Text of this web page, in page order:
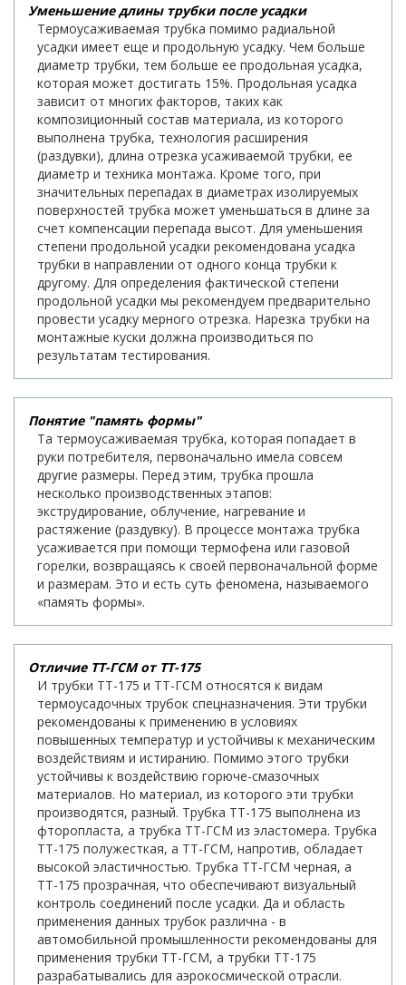
Уменьшение длины трубки после усадки
Термоусаживаемая трубка помимо радиальной
усадки имеет еще и продольную усадку. Чем больше
диаметр трубки, тем больше ее продольная усадка,
которая может достигать 15%. Продольная усадка
зависит от многих факторов, таких как
композиционный состав материала, из которого
выполнена трубка, технология расширения
(раздувки), длина отрезка усаживаемой трубки, ее
диаметр и техника монтажа. Кроме того, при
значительных перепадах в диаметрах изолируемых
поверхностей трубка может уменьшаться в длине за
счет компенсации перепада высот. Для уменьшения
степени продольной усадки рекомендована усадка
трубки в направлении от одного конца трубки к
другому. Для определения фактической степени
продольной усадки мы рекомендуем предварительно
провести усадку мерного отрезка. Нарезка трубки на
монтажные куски должна производиться по
результатам тестирования.
Понятие "память формы"
Та термоусаживаемая трубка, которая попадает в
руки потребителя, первоначально имела совсем
другие размеры. Перед этим, трубка прошла
несколько производственных этапов:
экструдирование, облучение, нагревание и
растяжение (раздувку). В процессе монтажа трубка
усаживается при помощи термофена или газовой
горелки, возвращаясь к своей первоначальной форме
и размерам. Это и есть суть феномена, называемого
«память формы».
Отличие ТТ-ГСМ от ТТ-175
И трубки ТТ-175 и ТТ-ГСМ относятся к видам
термоусадочных трубок спецназначения. Эти трубки
рекомендованы к применению в условиях
повышенных температур и устойчивы к механическим
воздействиям и истиранию. Помимо этого трубки
устойчивы к воздействию горюче-смазочных
материалов. Но материал, из которого эти трубки
производятся, разный. Трубка ТТ-175 выполнена из
фторопласта, а трубка ТТ-ГСМ из эластомера. Трубка
ТТ-175 полужесткая, а ТТ-ГСМ, напротив, обладает
высокой эластичностью. Трубка ТТ-ГСМ черная, а
ТТ-175 прозрачная, что обеспечивают визуальный
контроль соединений после усадки. Да и область
применения данных трубок различна - в
автомобильной промышленности рекомендованы для
применения трубки ТТ-ГСМ, а трубки ТТ-175
разрабатывались для аэрокосмической отрасли.